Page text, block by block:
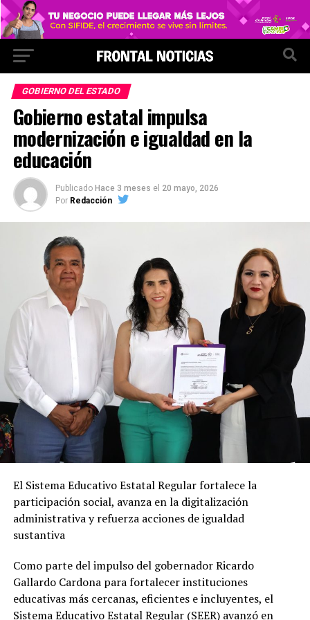
GOBIERNO DEL ESTADO
Gobierno estatal impulsa
modernización e igualdad en la
educación
Publicado Hace 3 meses el 20 mayo, 2026
Por Redacción
El Sistema Educativo Estatal Regular fortalece la
participación social, avanza en la digitalización
administrativa y refuerza acciones de igualdad
sustantiva
Como parte del impulso del gobernador Ricardo
Gallardo Cardona para fortalecer instituciones
educativas más cercanas, eficientes e incluyentes, el
Sistema Educativo Estatal Regular (SEER) avanzó en